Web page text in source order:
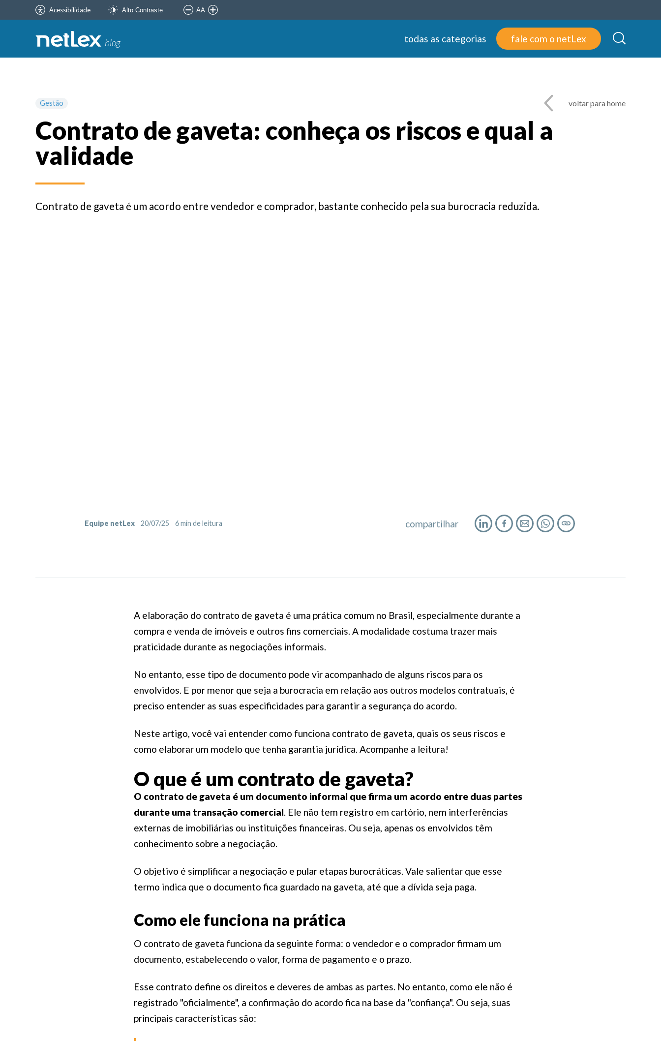
Acessibilidade Alto Contraste AA
blog todas as categorias fale com o netLex
Gestão voltar para home
Contrato de gaveta: conheça os riscos e qual a
validade
Contrato de gaveta é um acordo entre vendedor e comprador, bastante conhecido pela sua burocracia reduzida.
Equipe netLex 20/07/25 6min de leitura compartilhar
A elaboração do contrato de gaveta é uma prática comum no Brasil, especialmente durante a
compra e venda de imóveis e outros fins comerciais. A modalidade costuma trazer mais
praticidade durante as negociações informais.
No entanto, esse tipo de documento pode vir acompanhado de alguns riscos para os
envolvidos. E por menor que seja a burocracia em relação aos outros modelos contratuais, é
preciso entender as suas especificidades para garantir a segurança do acordo.
Neste artigo, você vai entender como funciona contrato de gaveta, quais os seus riscos e
como elaborar um modelo que tenha garantia jurídica. Acompanhe a leitura!
O que é um contrato de gaveta?
O contrato de gaveta é um documento informal que firma um acordo entre duas partes
durante uma transação comercial. Ele não tem registro em cartório, nem interferências
externas de imobiliárias ou instituições financeiras. Ou seja, apenas os envolvidos têm
conhecimento sobre a negociação.
O objetivo é simplificar a negociação e pular etapas burocráticas. Vale salientar que esse
termo indica que o documento fica guardado na gaveta, até que a dívida seja paga.
Como ele funciona na prática
O contrato de gaveta funciona da seguinte forma: o vendedor e o comprador firmam um
documento, estabelecendo o valor, forma de pagamento e o prazo.
Esse contrato define os direitos e deveres de ambas as partes. No entanto, como ele não é
registrado "oficialmente", a confirmação do acordo fica na base da "confiança". Ou seja, suas
principais características são: